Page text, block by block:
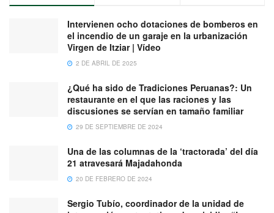
Intervienen ocho dotaciones de bomberos en
el incendio de un garaje en la urbanización
Virgen de Itziar | Vídeo
2 DE ABRIL DE 2025
¿Qué ha sido de Tradiciones Peruanas?: Un
restaurante en el que las raciones y las
discusiones se servían en tamaño familiar
29 DE SEPTIEMBRE DE 2024
Una de las columnas de la ‘tractorada’ del día
21 atravesará Majadahonda
20 DE FEBRERO DE 2024
Sergio Tubío, coordinador de la unidad de